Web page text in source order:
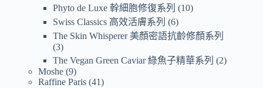
Phyto de Luxe 幹細胞修復系列
10
Swiss Classics 高效活膚系列
6
The Skin Whisperer 美顏密語抗齡修顏系列
3
The Vegan Green Caviar 綠魚子精華系列
2
Moshe 9
Raffine Paris 41